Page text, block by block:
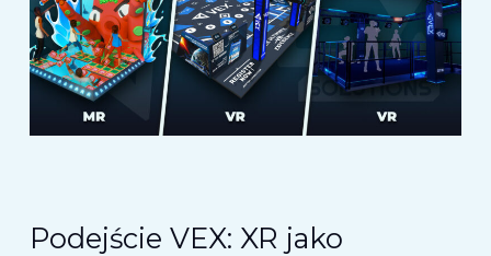
Podejście VEX: XR jako